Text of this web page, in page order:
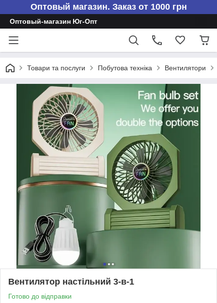
Оптовый магазин. Заказ от 1000 грн
Оптовый-магазин Юг-Опт
Товари та послуги Побутова техніка Вентилятори
Вентилятор настільний 3-в-1
Готово до відправки